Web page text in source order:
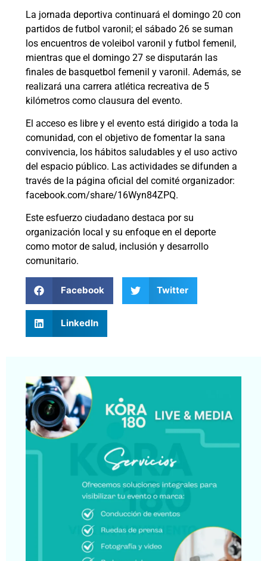
La jornada deportiva continuará el domingo 20 con
partidos de futbol varonil; el sábado 26 se suman
los encuentros de voleibol varonil y futbol femenil,
mientras que el domingo 27 se disputarán las
finales de basquetbol femenil y varonil. Además, se
realizará una carrera atlética recreativa de 5
kilómetros como clausura del evento.
El acceso es libre y el evento está dirigido a toda la
comunidad, con el objetivo de fomentar la sana
convivencia, los hábitos saludables y el uso activo
del espacio público. Las actividades se difunden a
través de la página oficial del comité organizador:
facebook.com/share/16Wyn84ZPQ.
Este esfuerzo ciudadano destaca por su
organización local y su enfoque en el deporte
como motor de salud, inclusión y desarrollo
comunitario.
Facebook Twitter
LinkedIn